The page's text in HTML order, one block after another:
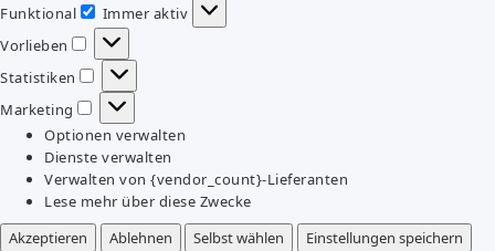
Funktional
Funktional
Immer aktiv
Vorlieben
Vorlieben
Statistiken
Statistiken
Marketing
Marketing
Optionen verwalten
Dienste verwalten
Verwalten von {vendor_count}-Lieferanten
Lese mehr über diese Zwecke
Akzeptieren
Ablehnen Selbst wählen
Einstellungen speichern